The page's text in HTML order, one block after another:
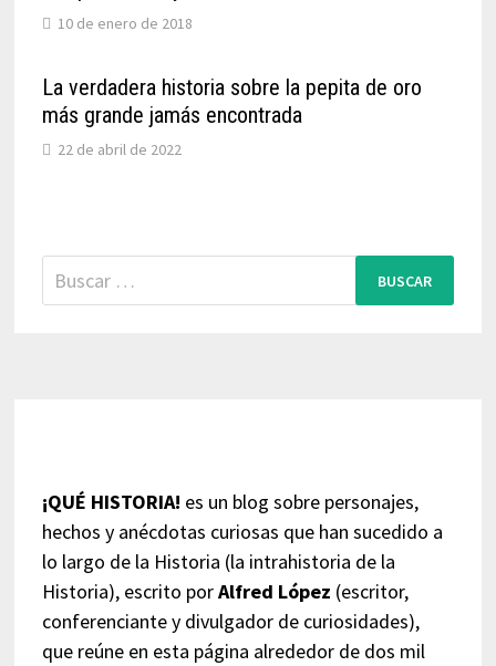
10 de enero de 2018
La verdadera historia sobre la pepita de oro
más grande jamás encontrada
22 de abril de 2022
Buscar:
¡QUÉ HISTORIA! es un blog sobre personajes,
hechos y anécdotas curiosas que han sucedido a
lo largo de la Historia (la intrahistoria de la
Historia), escrito porAlfred López (escritor,
conferenciante y divulgador de curiosidades),
que reúne en esta página alrededor de dos mil